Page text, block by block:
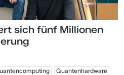
sich fünf Millionen
Quantenhardware